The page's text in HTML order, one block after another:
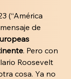
(“América
de
. Pero con
Roosevelt
cosa. Ya no